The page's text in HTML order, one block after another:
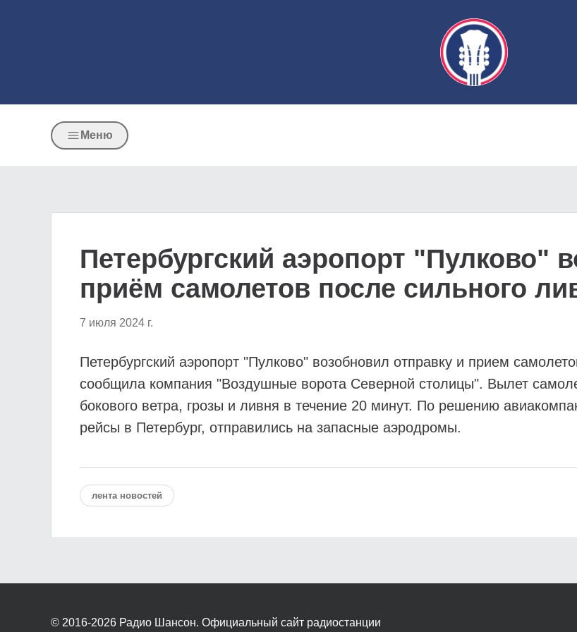
Меню
Петербургский аэропорт "Пулково"
приём самолетов после сильного
7 июля 2024 г.
Петербургский аэропорт "Пулково" возобновил отправку и прием
сообщила компания "Воздушные ворота Северной столицы". Вылет
бокового ветра, грозы и ливня в течение 20 минут. По решению
рейсы в Петербург, отправились на запасные аэродромы.
лента новостей
© 2016-2026 Радио Шансон. Официальный сайт радиостанции